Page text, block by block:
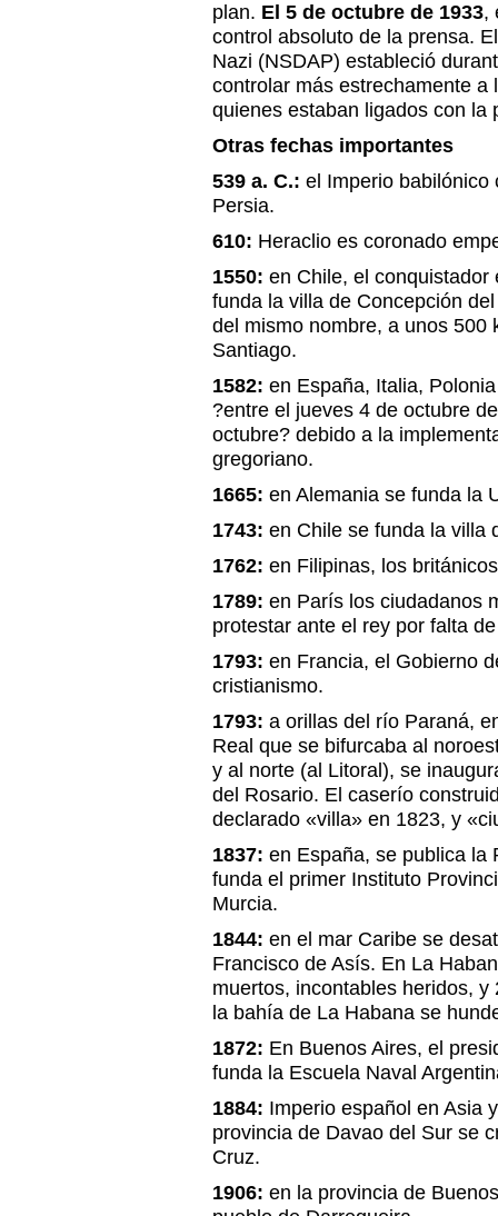
plan. El 5 de octubre de 1933,
control absoluto de la prensa.
Nazi (NSDAP) estableció
controlar más estrechamente a
quienes estaban ligados con la
Otras fechas importantes
539 a. C.: el Imperio babilónico
Persia.
610: Heraclio es coronado
1550: en Chile, el conquistador
funda la villa de Concepción
del mismo nombre, a unos 500
Santiago.
1582: en España, Italia,
?entre el jueves 4 de octubre
octubre? debido a la
gregoriano.
1665: en Alemania se funda la
1743: en Chile se funda la villa
1762: en Filipinas, los
1789: en París los ciudadanos
protestar ante el rey por falta
1793: en Francia, el Gobierno
cristianismo.
1793: a orillas del río Paraná,
Real que se bifurcaba al
y al norte (al Litoral), se
del Rosario. El caserío
declarado «villa» en 1823, y
1837: en España, se publica la
funda el primer Instituto
Murcia.
1844: en el mar Caribe se
Francisco de Asís. En La
muertos, incontables heridos,
la bahía de La Habana se
1872: En Buenos Aires, el
funda la Escuela Naval
1884: Imperio español en Asia
provincia de Davao del Sur se
Cruz.
1906: en la provincia de